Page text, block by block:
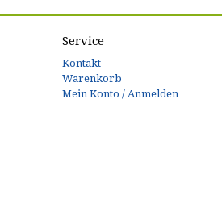
Service
Kontakt
Warenkorb
Mein Konto / Anmelden